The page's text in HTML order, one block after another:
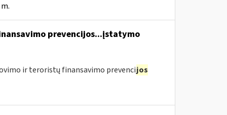
prevencijos...įstatymo
ir teroristų finansavimo prevencijos